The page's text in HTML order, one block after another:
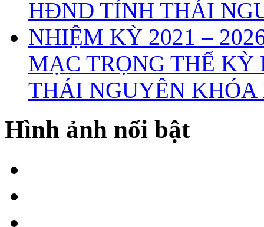
MẠC TRỌNG THỂ
THÁI NGUYÊN KHÓA
Hình ảnh nổi bật